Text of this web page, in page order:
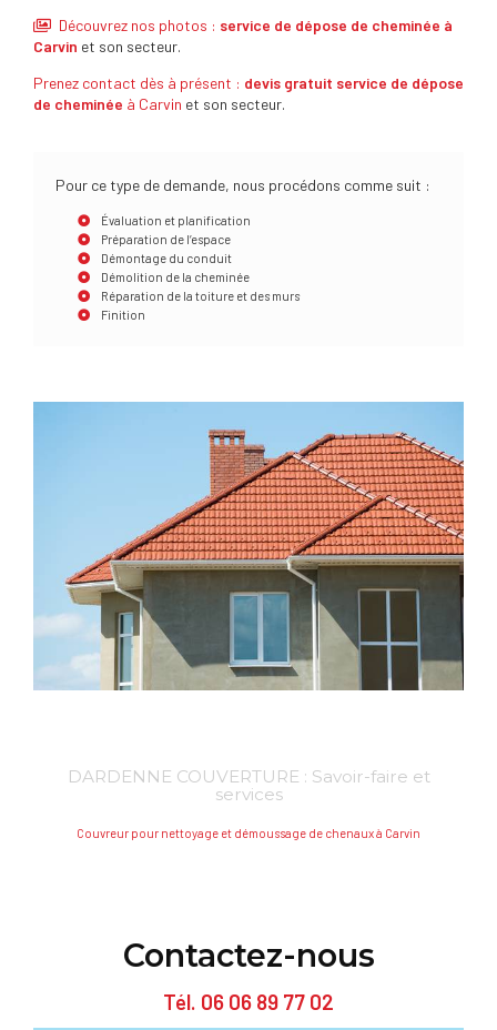
Découvrez nos photos : service de dépose de cheminée à
Carvin et son secteur.
Prenez contact dès à présent : devis gratuit service de dépose
de cheminée à Carvin et son secteur.
Pour ce type de demande, nous procédons comme suit :
Évaluation et planification
Préparation de l’espace
Démontage du conduit
Démolition de la cheminée
Réparation de la toiture et des murs
Finition
DARDENNE COUVERTURE : Savoir-faire et
services
Couvreur pour nettoyage et démoussage de chenaux à Carvin
Contactez-nous
Tél. 06 06 89 77 02